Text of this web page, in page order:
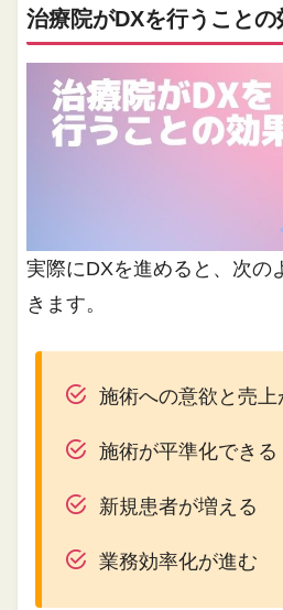
治療院がDXを行うことの
実際にDXを進めると、次の
きます。
施術への意欲と売上
施術が平準化できる
新規患者が増える
業務効率化が進む